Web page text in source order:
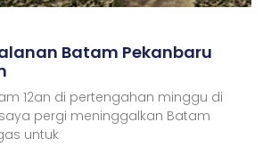
Batam Pekanbaru
12an di pertengahan minggu di
pergi meninggalkan Batam
untuk